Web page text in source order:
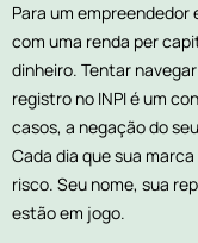
Para um
com uma renda per
dinheiro. Tentar
registro no INPI é um
casos, a negação do
Cada dia que sua
risco. Seu nome, sua
estão em jogo.